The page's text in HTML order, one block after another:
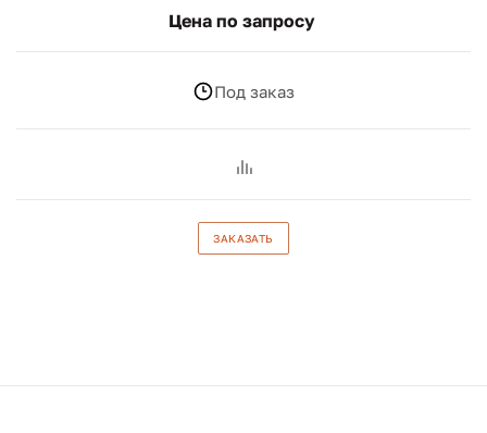
Цена по запросу
Под заказ
ЗАКАЗАТЬ